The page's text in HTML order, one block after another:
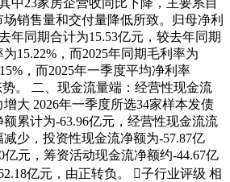
中23家房企营收同比下降，主要系目
销售量和交付量降低所致。归母净利
年同期合计为15.53亿元，较去年同期
15.22%，而2025年同期毛利率为
，而2025年一季度平均净利率
。 二、现金流量端：经营性现金流
大 2026年一季度所选34家样本发债
累计为-63.96亿元，经营性现金流流
少，投资性现金流净额为-57.87亿
亿元，筹资活动现金流净额约-44.67亿
亿元，由正转负。 子行业评级 相